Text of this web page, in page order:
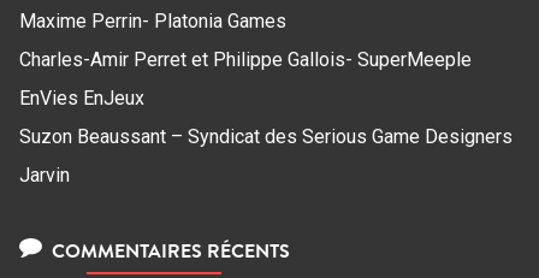
Maxime Perrin- Platonia Games
Charles-Amir Perret et Philippe Gallois- SuperMeeple
EnVies EnJeux
Suzon Beaussant – Syndicat des Serious Game Designers
Jarvin
COMMENTAIRES RÉCENTS